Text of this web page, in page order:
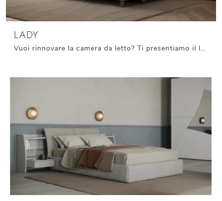
LADY
Vuoi rinnovare la camera da letto? Ti presentiamo il letto in tessuto Lady di Giessegi per spazi classici.